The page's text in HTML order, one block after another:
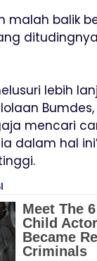
malah balik
lebih
mencari
dalam hal